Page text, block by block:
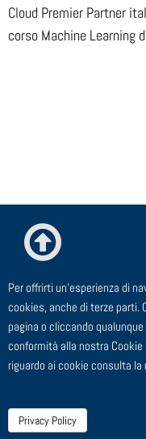
Cloud Premier Partner
corso Machine Learning
© ESTE Srl -
TEL: 02 91 43 44
Per offrirti un'esperienza di
cookies, anche di terze parti.
pagina o cliccando
conformità alla nostra Cookie
riguardo ai cookie consulta la
Privacy Policy